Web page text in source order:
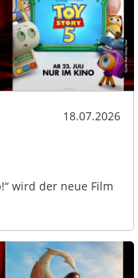
18.07.2026
wird der neue Film